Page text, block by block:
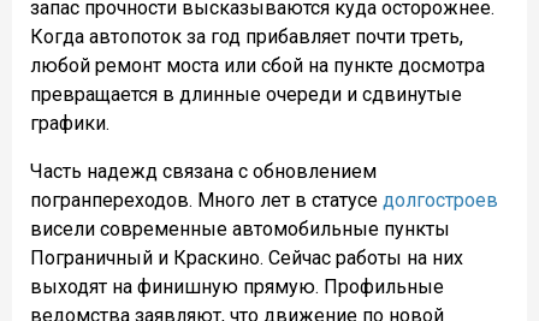
запас прочности высказываются куда осторожнее.
Когда автопоток за год прибавляет почти треть,
любой ремонт моста или сбой на пункте досмотра
превращается в длинные очереди и сдвинутые
графики.
Часть надежд связана с обновлением
погранпереходов. Много лет в статусе долгостроев
висели современные автомобильные пункты
Пограничный и Краскино. Сейчас работы на них
выходят на финишную прямую. Профильные
ведомства заявляют, что движение по новой